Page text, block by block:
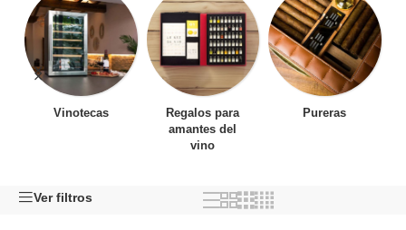
Vinotecas
Regalos para
amantes del
vino
Pureras
Ver filtros